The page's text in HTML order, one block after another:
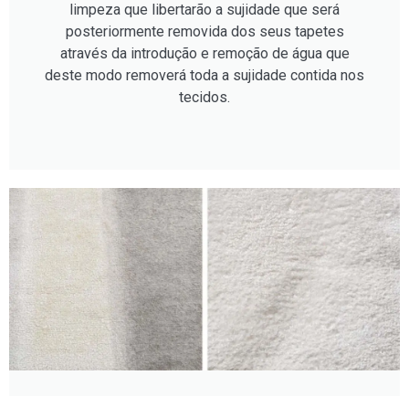
limpeza que libertarão a sujidade que será
posteriormente removida dos seus tapetes
através da introdução e remoção de água que
deste modo removerá toda a sujidade contida nos
tecidos.